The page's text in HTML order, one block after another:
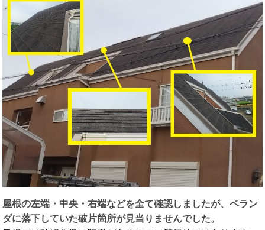
屋根の左端・中央・右端などを全て確認しましたが、ベラン
ダに落下していた破片箇所が見当りませんでした。